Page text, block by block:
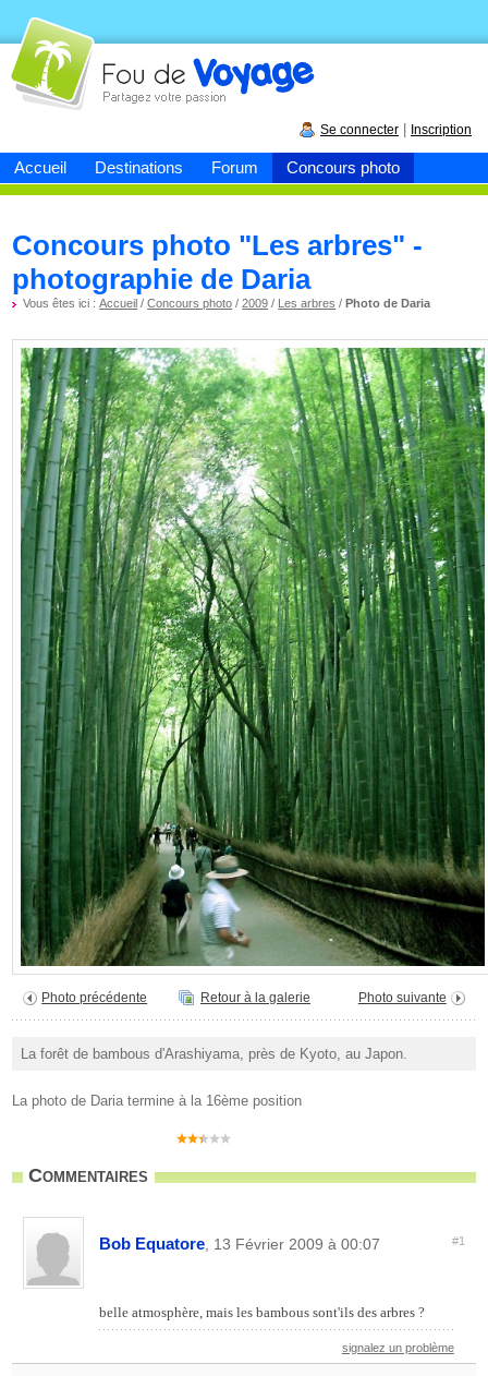
Accueil Destinations Forum Concours photo
Fou devoyage
Se connecter Inscription
Concours photo "Les arbres" -
photographie de Daria
Vous êtes ici :Accueil /Concours photo /2009 / Les arbres /Photo de Daria
Photo précédente Retour à la galerie Photo suivante
La forêt de bambous d'Arashiyama, près de Kyoto, au Japon.
La photo de Daria termine à la 16ème position
Commentaires
Bob Equatore, 13 Février 2009 à 00:07 #1
belle atmosphère, mais les bambous sont'ils des arbres ?
signalez un problème